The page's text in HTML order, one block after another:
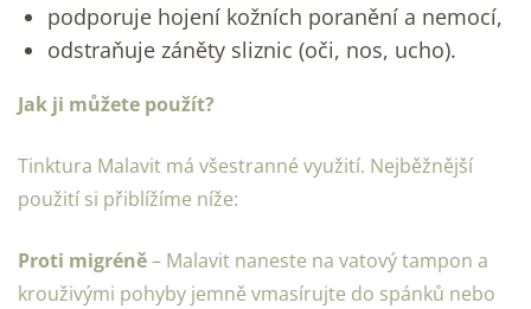
podporuje hojení kožních poranění a nemocí,
odstraňuje záněty sliznic (oči, nos, ucho).
Jak ji můžete použít?
Tinktura Malavit má všestranné využití. Nejběžnější
použití si přiblížíme níže:
Proti migréně– Malavit naneste na vatový tampon a
krouživými pohyby jemně vmasírujte do spánků nebo